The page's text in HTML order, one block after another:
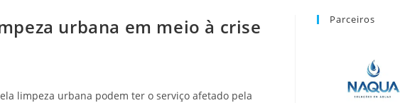
urbana em meio à crise
limpeza urbana podem ter o serviço afetado pela
Parceiros